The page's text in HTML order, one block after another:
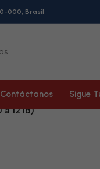
000, Brasil
Sigue
a 12 lb)